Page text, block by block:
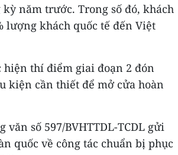
năm trước. Trong số đó, khách
lượng khách quốc tế đến Việt
thí điểm giai đoạn 2 đón
kiện cần thiết để mở cửa hoàn
văn số 597/BVHTTDL-TCDL gửi
quốc về công tác chuẩn bị phục